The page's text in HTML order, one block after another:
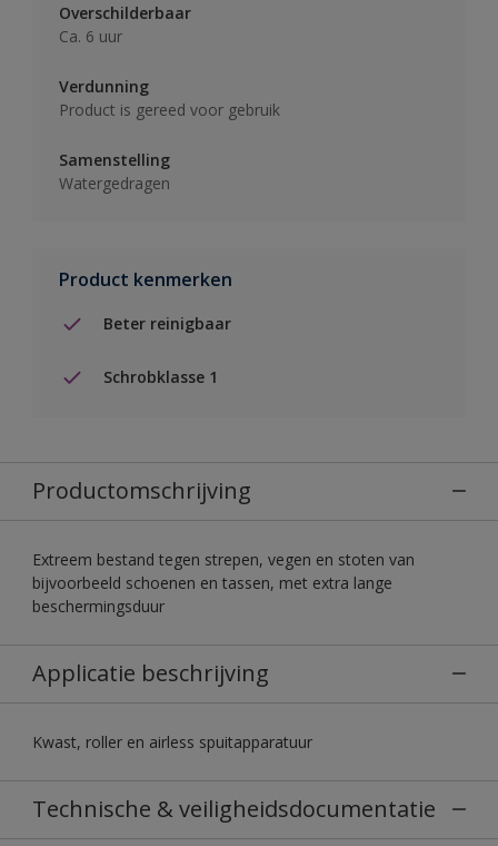
Overschilderbaar
Ca. 6 uur
Verdunning
Product is gereed voor gebruik
Samenstelling
Watergedragen
Product kenmerken
Beter reinigbaar
Schrobklasse 1
Productomschrijving
Extreem bestand tegen strepen, vegen en stoten van
bijvoorbeeld schoenen en tassen, met extra lange
beschermingsduur
Applicatie beschrijving
Kwast, roller en airless spuitapparatuur
Technische & veiligheidsdocumentatie